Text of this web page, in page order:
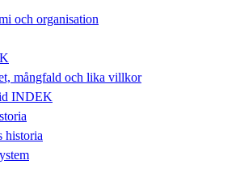
och organisation
mångfald och lika villkor
INDEK
historia